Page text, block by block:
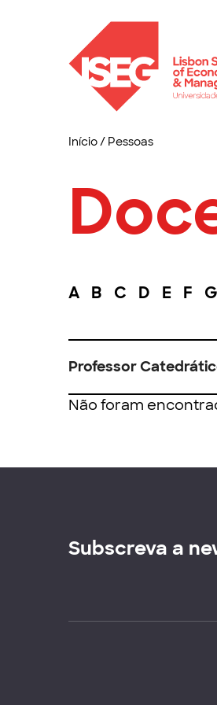
Início/ Pessoas
A B C D E F G
Professor
Não foram
Subscreva a